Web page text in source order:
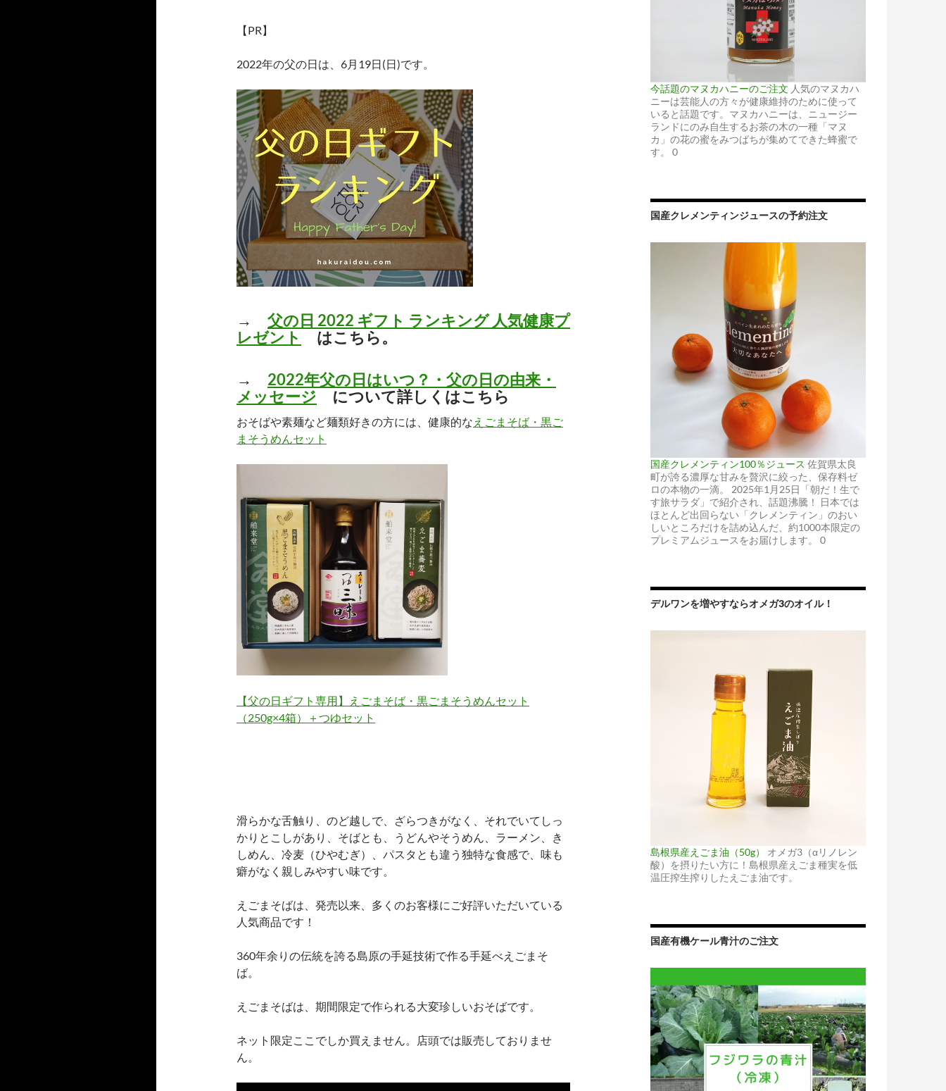
【PR】
2022年の父の日は、6月19日(日)です。
→ 父の日 2022 ギフト ランキング 人気健康プ
レゼント
はこちら。
→ 2022年父の日はいつ？・父の日の由来・
メッセージ について詳しくはこちら
おそばや素麺など麺類好きの方には、健康的な えごまそば・黒ご
まそうめんセット
【父の日ギフト専用】えごまそば・黒ごまそうめんセット
（250g×4箱）＋つゆセット
滑らかな舌触り、のど越しで、ざらつきがなく、それでいてしっ
かりとこしがあり、そばとも、うどんやそうめん、ラーメン、き
しめん、冷麦（ひやむぎ）、パスタとも違う独特な食感で、味も
癖がなく親しみやすい味です。
えごまそばは、発売以来、多くのお客様にご好評いただいている
人気商品です！
360年余りの伝統を誇る島原の手延技術で作る手延べえごまそ
ば。
えごまそばは、期間限定で作られる大変珍しいおそばです。
ネット限定ここでしか買えません。店頭では販売しておりませ
ん。
今話題のマヌカハニーのご注文 人気のマヌカハ
ニーは芸能人の方々が健康維持のために使って
いると話題です。マヌカハニーは、ニュージー
ランドにのみ自生するお茶の木の一種「マヌ
カ」の花の蜜をみつばちが集めてできた蜂蜜で
す。 0
国産クレメンティンジュースの予約注文
国産クレメンティン100％ジュース 佐賀県太良
町が誇る濃厚な甘みを贅沢に絞った、保存料ゼ
ロの本物の一滴。 2025年1月25日「朝だ！生で
す旅サラダ」で紹介され、話題沸騰！ 日本では
ほとんど出回らない「クレメンティン」のおい
しいところだけを詰め込んだ、約1000本限定の
プレミアムジュースをお届けします。 0
デルワンを増やすならオメガ3のオイル！
島根県産えごま油（50g）
オメガ3（αリノレン
酸）を摂りたい方に！島根県産えごま種実を低
温圧搾生搾りしたえごま油です。
国産有機ケール青汁のご注文